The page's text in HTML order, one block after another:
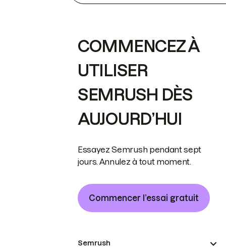
COMMENCEZ À
UTILISER
SEMRUSH DÈS
AUJOURD’HUI
Essayez Semrush pendant sept
jours. Annulez à tout moment.
Commencer l’essai gratuit
Semrush